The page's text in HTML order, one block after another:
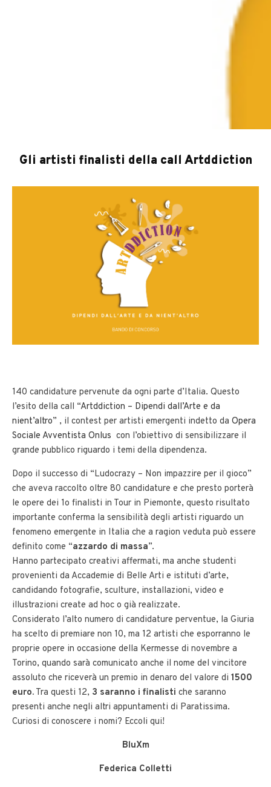
Gli artisti finalisti della call Artddiction
140 candidature pervenute da ogni parte d’Italia. Questo
l’esito della call “Artddiction – Dipendi dall’Arte e da
nient’altro” , il contest per artisti emergenti indetto da Opera
Sociale Avventista Onlus con l’obiettivo di sensibilizzare il
grande pubblico riguardo i temi della dipendenza.
Dopo il successo di “Ludocrazy – Non impazzire per il gioco”
che aveva raccolto oltre 80 candidature e che presto porterà
le opere dei 1o finalisti in Tour in Piemonte, questo risultato
importante conferma la sensibilità degli artisti riguardo un
fenomeno emergente in Italia che a ragion veduta può essere
definito come “azzardo di massa”.
Hanno partecipato creativi affermati, ma anche studenti
provenienti da Accademie di Belle Arti e istituti d’arte,
candidando fotografie, sculture, installazioni, video e
illustrazioni create ad hoc o già realizzate.
Considerato l’alto numero di candidature perventue, la Giuria
ha scelto di premiare non 10, ma 12 artisti che esporranno le
proprie opere in occasione della Kermesse di novembre a
Torino, quando sarà comunicato anche il nome del vincitore
assoluto che riceverà un premio in denaro del valore di 1500
euro. Tra questi 12, 3 saranno i finalisti che saranno
presenti anche negli altri appuntamenti di Paratissima.
Curiosi di conoscere i nomi? Eccoli qui!
BluXm
Federica Colletti